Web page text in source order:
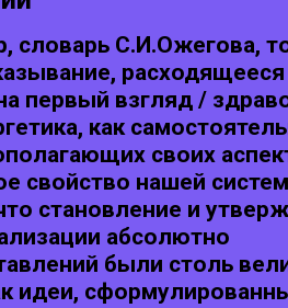
словарь С.И.Ожегова,
расходящееся
первый взгляд /
как
своих
свойство нашей
становление и
абсолютно
были столь
идеи,